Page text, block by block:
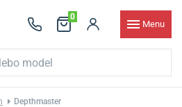
0
Menu
Depthmaster